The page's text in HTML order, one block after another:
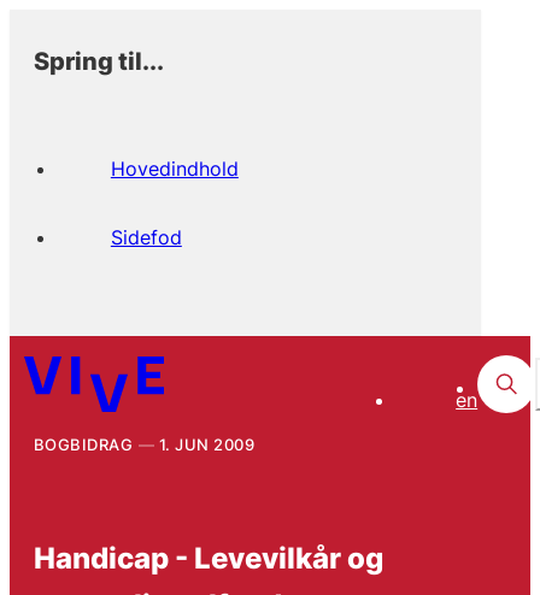
Spring til...
Hovedindhold
Sidefod
en
BOGBIDRAG 1. JUN 2009
Handicap - Levevilkår og